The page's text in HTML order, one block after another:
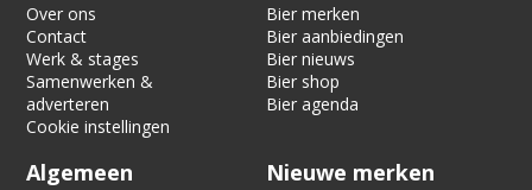
Over ons
Contact
Werk & stages
Samenwerken &
adverteren
Cookie instellingen
Bier merken
Bier aanbiedingen
Bier nieuws
Bier shop
Bier agenda
Algemeen Nieuwe merken